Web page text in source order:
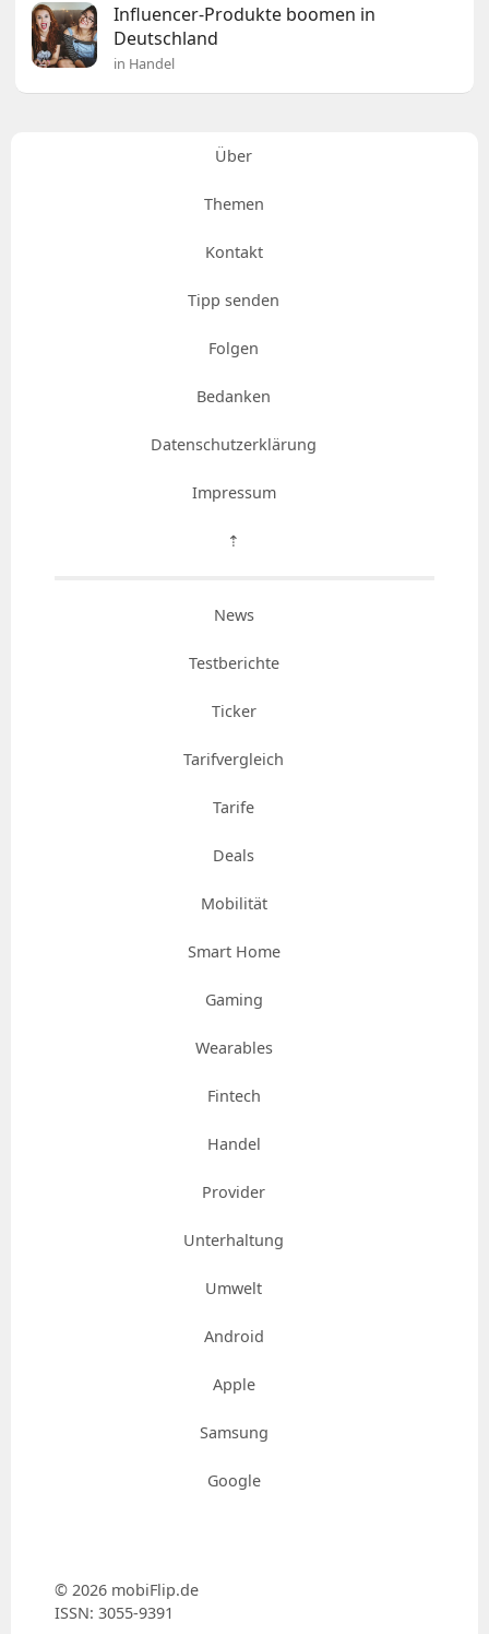
Influencer-Produkte boomen in
Deutschland
in Handel
Über
Themen
Kontakt
Tipp senden
Folgen
Bedanken
Datenschutzerklärung
Impressum
⇡
News
Testberichte
Ticker
Tarifvergleich
Tarife
Deals
Mobilität
Smart Home
Gaming
Wearables
Fintech
Handel
Provider
Unterhaltung
Umwelt
Android
Apple
Samsung
Google
© 2026 mobiFlip.de
ISSN: 3055-9391